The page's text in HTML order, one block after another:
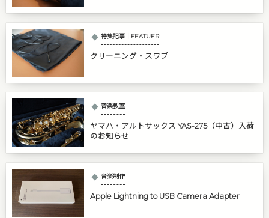
特集記事｜FEATUER
クリーニング・スワブ
音楽教室
ヤマハ・アルトサックス YAS-275（中古）入荷
のお知らせ
音楽制作
Apple Lightning to USB Camera Adapter